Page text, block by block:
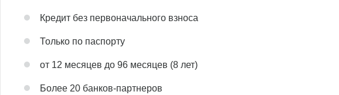
Кредит без первоначального взноса
Только по паспорту
от 12 месяцев до 96 месяцев (8 лет)
Более 20 банков-партнеров